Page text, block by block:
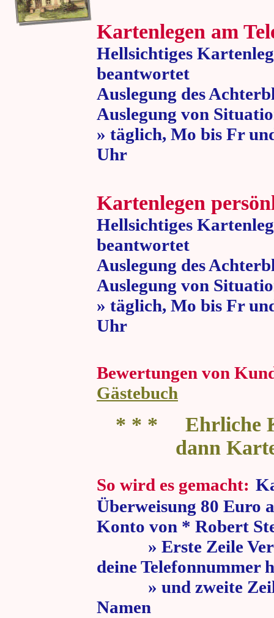
Kartenlegen am
Hellsichtiges
beantwortet
Auslegung des
Auslegung von
» täglich, Mo bis Fr
Uhr » 80
Kartenlegen
Hellsichtiges
beantwortet
Auslegung des
Auslegung von
» täglich, Mo bis Fr
Uhr » 80
Bewertungen von
Gästebuch
* * * Ehrliche
dann
So wird es gemacht:
Überweisung 80 Euro
Konto von * Robert
» Erste Zeile
deine Telefonnummer
» und zweite Zeile
Namen